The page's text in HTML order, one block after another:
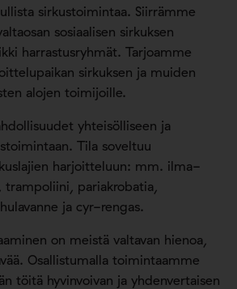
sirkustoimintaa. Siirrämme
sosiaalisen sirkuksen
harrastusryhmät. Tarjoamme
sirkuksen ja muiden
alojen toimijoille.
yhteisölliseen ja
Tila soveltuu
harjoitteluun: mm. ilma-
trampoliini, pariakrobatia,
ja cyr-rengas.
on meistä valtavan hienoa,
Osallistumalla toimintaamme
töitä hyvinvoivan ja yhdenvertaisen